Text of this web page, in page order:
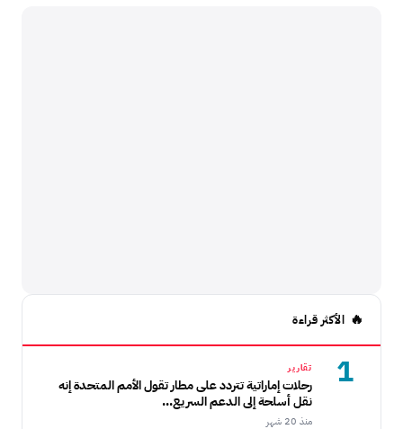
الأكثر قراءة
1 تقارير
رحلات إماراتية تتردد على مطار تقول الأمم المتحدة إنه
نقل أسلحة إلى الدعم السريع...
منذ 20 شهر